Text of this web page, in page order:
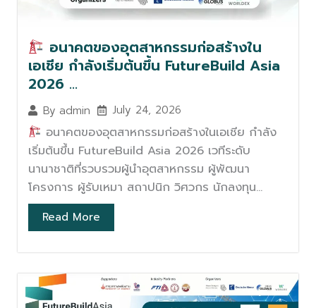
อนาคตของอุตสาหกรรมก่อสร้างใน
เอเชีย กำลังเริ่มต้นขึ้น FutureBuild Asia
2026 …
By admin July 24, 2026
อนาคตของอุตสาหกรรมก่อสร้างในเอเชีย กำลัง
เริ่มต้นขึ้น FutureBuild Asia 2026 เวทีระดับ
นานาชาติที่รวบรวมผู้นำอุตสาหกรรม ผู้พัฒนา
โครงการ ผู้รับเหมา สถาปนิก วิศวกร นักลงทุน...
Read More